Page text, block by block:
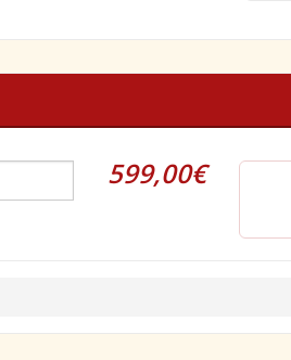
599,00€